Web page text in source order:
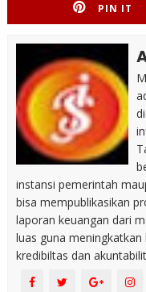
PIN IT
instansi pemerintah
bisa mempublikasikan
laporan keuangan dari
luas guna
kredibiltas dan